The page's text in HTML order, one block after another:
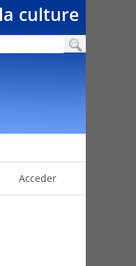
culture
Acceder